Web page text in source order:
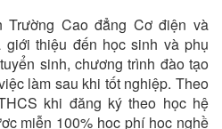
Cao đẳng Cơ điện và
thiệu đến học sinh và phụ
sinh, chương trình đào tạo
làm sau khi tốt nghiệp. Theo
khi đăng ký theo học hệ
miễn 100% học phí học nghề